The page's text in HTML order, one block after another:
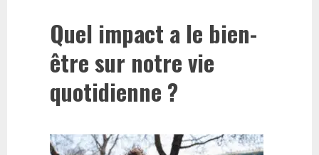
Quel impact a le bien-
être sur notre vie
quotidienne ?